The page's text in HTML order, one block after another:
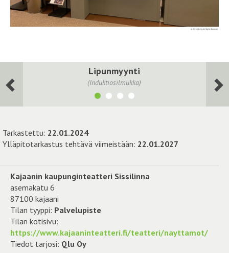
Lipunmyynti
(Induktiosilmukka)
Tarkastettu: 22.01.2024
Ylläpitotarkastus tehtävä viimeistään: 22.01.2027
Kajaanin kaupunginteatteri Sissilinna
asemakatu 6
87100 kajaani
Tilan tyyppi: Palvelupiste
Tilan kotisivu:
https://www.kajaaninteatteri.fi/teatteri/nayttamot/
Tiedot tarjosi: Qlu Oy